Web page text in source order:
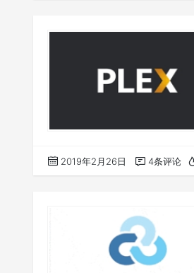
2019年2月26日 4条评论